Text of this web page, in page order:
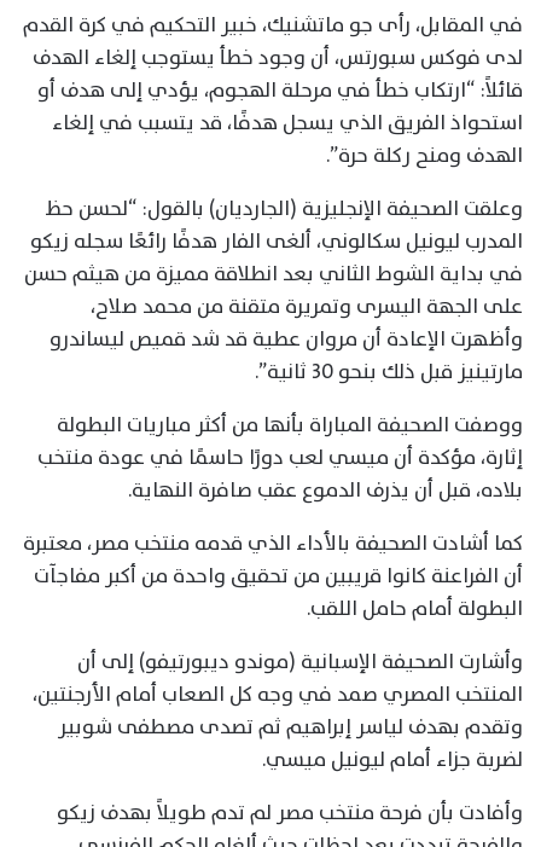
في المقابل، رأى جو ماتشنيك، خبير التحكيم في كرة القدم
لدى فوكس سبورتس، أن وجود خطأ يستوجب إلغاء الهدف
قائلاً: “ارتكاب خطأ في مرحلة الهجوم، يؤدي إلى هدف أو
استحواذ الفريق الذي يسجل هدفًا، قد يتسبب في إلغاء
الهدف ومنح ركلة حرة”.
وعلقت الصحيفة الإنجليزية (الجارديان) بالقول: “لحسن حظ
المدرب ليونيل سكالوني، ألغى الفار هدفًا رائعًا سجله زيكو
في بداية الشوط الثاني بعد انطلاقة مميزة من هيثم حسن
على الجهة اليسرى وتمريرة متقنة من محمد صلاح،
وأظهرت الإعادة أن مروان عطية قد شد قميص ليساندرو
مارتينيز قبل ذلك بنحو 30 ثانية”.
ووصفت الصحيفة المباراة بأنها من أكثر مباريات البطولة
إثارة، مؤكدة أن ميسي لعب دورًا حاسمًا في عودة منتخب
بلاده، قبل أن يذرف الدموع عقب صافرة النهاية.
كما أشادت الصحيفة بالأداء الذي قدمه منتخب مصر، معتبرة
أن الفراعنة كانوا قريبين من تحقيق واحدة من أكبر مفاجآت
البطولة أمام حامل اللقب.
وأشارت الصحيفة الإسبانية (موندو ديبورتيفو) إلى أن
المنتخب المصري صمد في وجه كل الصعاب أمام الأرجنتين،
وتقدم بهدف لياسر إبراهيم ثم تصدى مصطفى شوبير
لضربة جزاء أمام ليونيل ميسي.
وأفادت بأن فرحة منتخب مصر لم تدم طويلاً بهدف زيكو